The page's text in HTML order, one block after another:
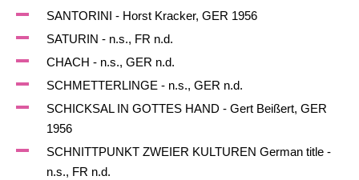
SANTORINI - Horst Kracker, GER 1956
SATURIN - n.s., FR n.d.
CHACH - n.s., GER n.d.
SCHMETTERLINGE - n.s., GER n.d.
SCHICKSAL IN GOTTES HAND - Gert Beißert, GER
1956
SCHNITTPUNKT ZWEIER KULTUREN German title -
n.s., FR n.d.